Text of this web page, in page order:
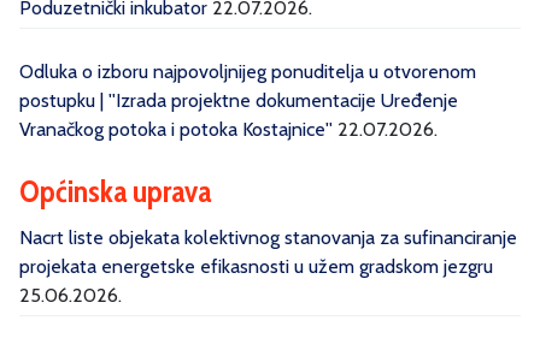
Poduzetnički inkubator 22.07.2026.
Odluka o izboru najpovoljnijeg ponuditelja u otvorenom
postupku | ''Izrada projektne dokumentacije Uređenje
Vranačkog potoka i potoka Kostajnice'' 22.07.2026.
Općinska uprava
Nacrt liste objekata kolektivnog stanovanja za sufinanciranje
projekata energetske efikasnosti u užem gradskom jezgru
25.06.2026.